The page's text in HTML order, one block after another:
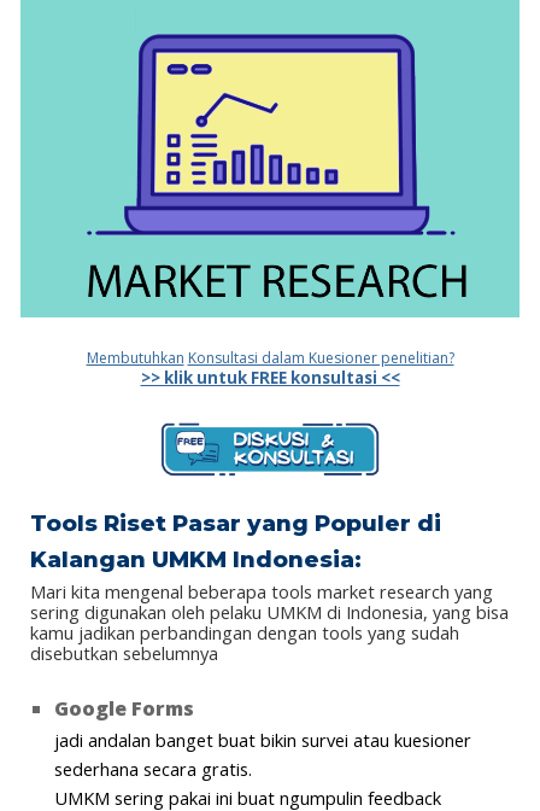
Membutuhkan Konsultasi dalam Kuesioner penelitian?
>> klik untuk FREE konsultasi <<
Tools Riset Pasar yang Populer di
Kalangan UMKM Indonesia:
Mari kita mengenal beberapa tools market research yang
sering digunakan oleh pelaku UMKM di Indonesia, yang bisa
kamu jadikan perbandingan dengan tools yang sudah
disebutkan sebelumnya
Google Forms
jadi andalan banget buat bikin survei atau kuesioner
sederhana secara gratis.
UMKM sering pakai ini buat ngumpulin feedback